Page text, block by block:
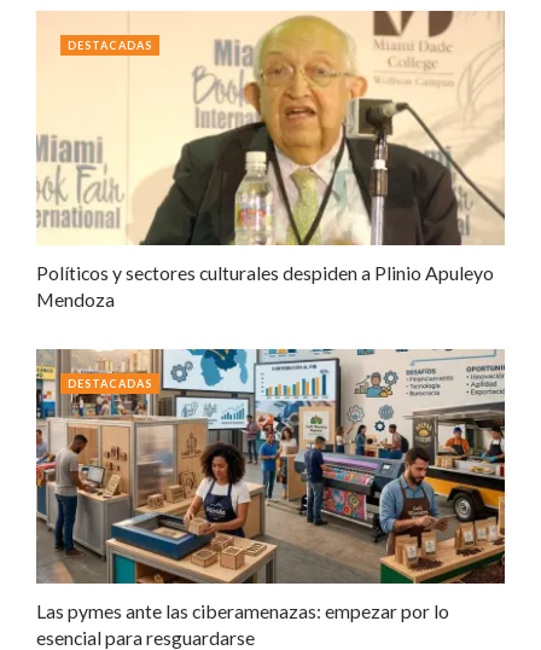
Políticos y sectores culturales despiden a Plinio Apuleyo
Mendoza
DESTACADAS
Las pymes ante las ciberamenazas: empezar por lo
esencial para resguardarse
DESTACADAS